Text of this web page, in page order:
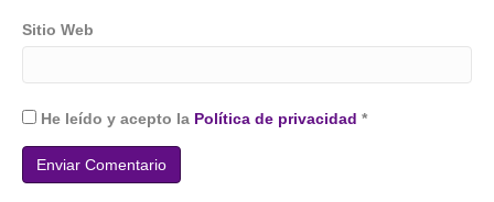
Sitio Web
He leído y acepto la Política de privacidad *